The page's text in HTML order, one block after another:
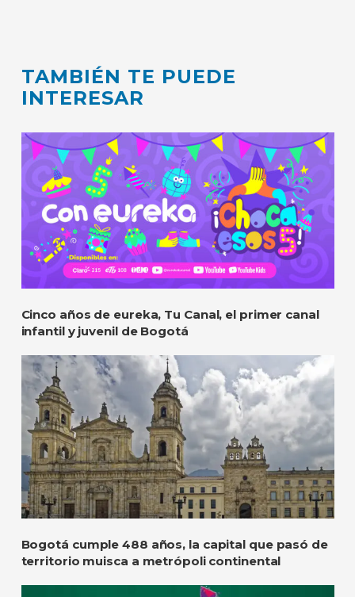
TAMBIÉN TE PUEDE
INTERESAR
Cinco años de eureka, Tu Canal, el primer canal
infantil y juvenil de Bogotá
Bogotá cumple 488 años, la capital que pasó de
territorio muisca a metrópoli continental